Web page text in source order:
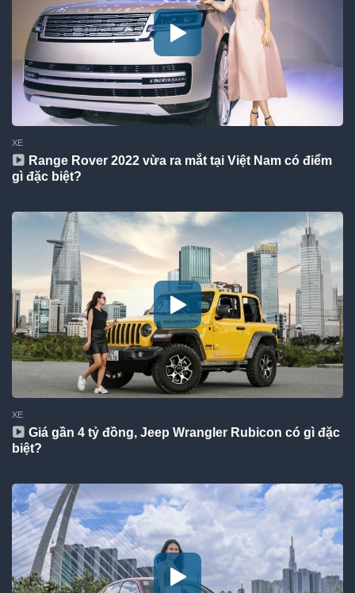
XE
Range Rover 2022 vừa ra mắt tại Việt Nam có điểm
gì đặc biệt?
XE
Giá gần 4 tỷ đồng, Jeep Wrangler Rubicon có gì đặc
biệt?